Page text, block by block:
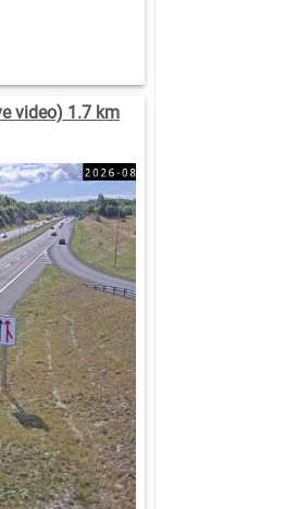
4.1 4.3
SV
(206)
SV
(213)
(207)
13.9 14.3 15.2
video) 1.7 km